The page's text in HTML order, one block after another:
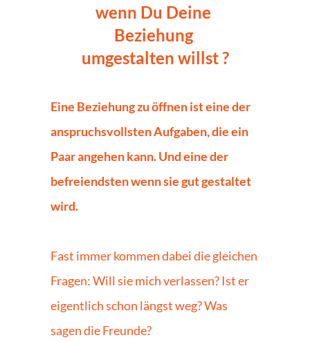
wenn Du Deine
Beziehung
umgestalten willst ?
Eine Beziehung zu öffnen ist eine der
anspruchsvollsten Aufgaben, die ein
Paar angehen kann. Und eine der
befreiendsten wenn sie gut gestaltet
wird.
Fast immer kommen dabei die gleichen
Fragen: Will sie mich verlassen? Ist er
eigentlich schon längst weg? Was
sagen die Freunde?